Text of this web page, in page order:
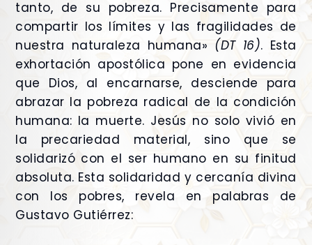
tanto, de su pobreza. Precisamente para
compartir los límites y las fragilidades de
nuestra naturaleza humana» (DT 16). Esta
exhortación apostólica pone en evidencia
que Dios, al encarnarse, desciende para
abrazar la pobreza radical de la condición
humana: la muerte. Jesús no solo vivió en
la precariedad material, sino que se
solidarizó con el ser humano en su finitud
absoluta. Esta solidaridad y cercanía divina
con los pobres, revela en palabras de
Gustavo Gutiérrez: